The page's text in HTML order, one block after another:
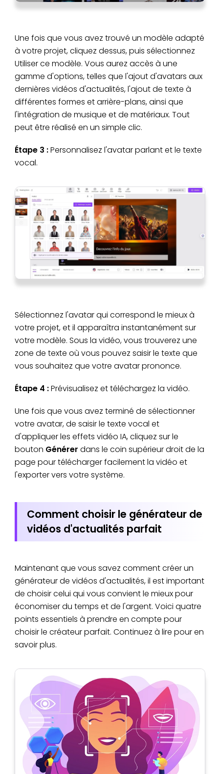
Une fois que vous avez trouvé un modèle adapté
à votre projet, cliquez dessus, puis sélectionnez
Utiliser ce modèle. Vous aurez accès à une
gamme d'options, telles que l'ajout d'avatars aux
dernières vidéos d'actualités, l'ajout de texte à
différentes formes et arrière-plans, ainsi que
l'intégration de musique et de matériaux. Tout
peut être réalisé en un simple clic.
Étape 3 :Personnalisez l'avatar parlant et le texte
vocal.
Sélectionnez l'avatar qui correspond le mieux à
votre projet, et il apparaîtra instantanément sur
votre modèle. Sous la vidéo, vous trouverez une
zone de texte où vous pouvez saisir le texte que
vous souhaitez que votre avatar prononce.
Étape 4 :Prévisualisez et téléchargez la vidéo.
Une fois que vous avez terminé de sélectionner
votre avatar, de saisir le texte vocal et
d'appliquer les effets vidéo IA, cliquez sur le
bouton Générer dans le coin supérieur droit de la
page pour télécharger facilement la vidéo et
l'exporter vers votre système.
Comment choisir le générateur de
vidéos d'actualités parfait
Maintenant que vous savez comment créer un
générateur de vidéos d'actualités, il est important
de choisir celui qui vous convient le mieux pour
économiser du temps et de l'argent. Voici quatre
points essentiels à prendre en compte pour
choisir le créateur parfait. Continuez à lire pour en
savoir plus.